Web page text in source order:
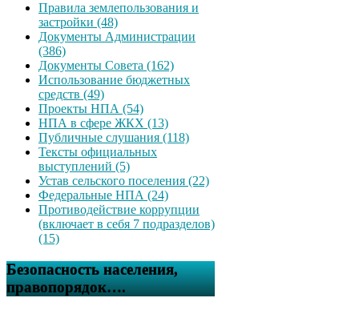
Правила землепользования и
застройки (48)
Документы Администрации
(386)
Документы Совета (162)
Использование бюджетных
средств (49)
Проекты НПА (54)
НПА в сфере ЖКХ (13)
Публичные слушания (118)
Тексты официальных
выступлений (5)
Устав сельского поселения (22)
Федеральные НПА (24)
Противодействие коррупции
(включает в себя 7 подразделов)
(15)
Безопасность населения,
правопорядок….